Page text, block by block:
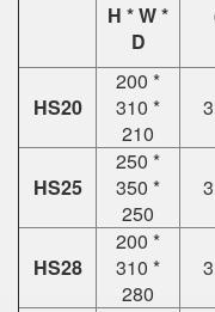
H * W *
D
HS20
200 *
310 *
210
HS25
250 *
350 *
250
HS28
200 *
310 *
280